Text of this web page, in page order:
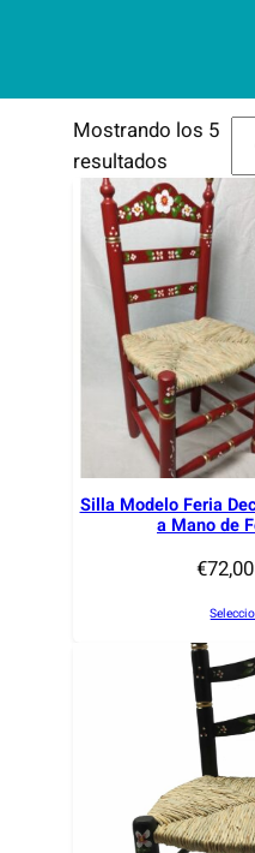
Mostrando los 5
resultadosO
r
d
e
n
a
d
o
p
o
r
l
o
s
Silla Modelo Feria
a Mano de
€72,00